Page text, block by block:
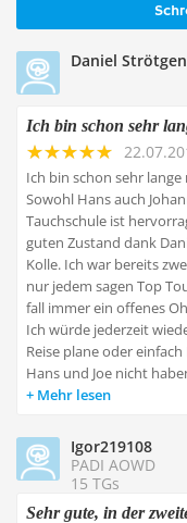
Daniel
Ich bin schon sehr
Ich bin schon sehr
Sowohl Hans auch
Tauchschule ist
guten Zustand dank
Kolle. Ich war bereits
nur jedem sagen Top
fall immer ein offenes
Ich würde jederzeit
Reise plane oder
Hans und Joe nicht
Mehr lesen
Igor219108
PADI AOWD
15 TGs
Sehr gute, in der